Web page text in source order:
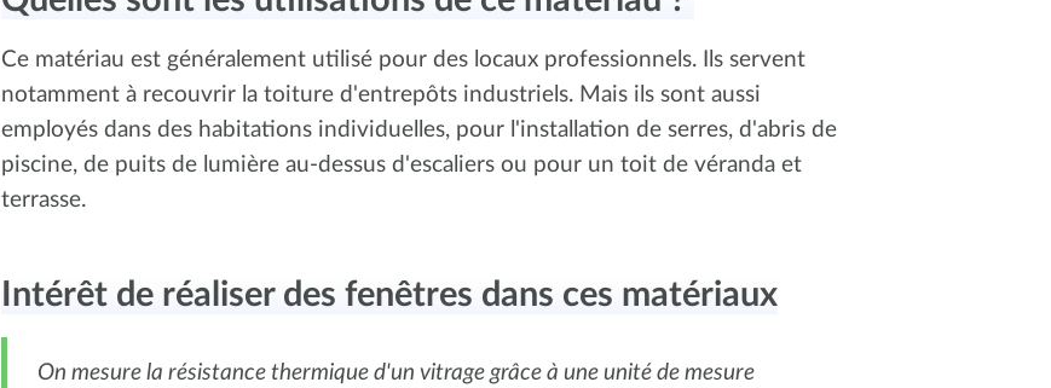
Ce matériau est généralement utilisé pour des locaux professionnels. Ils servent
notamment à recouvrir la toiture d'entrepôts industriels. Mais ils sont aussi
employés dans des habitations individuelles, pour l'installation de serres, d'abris de
piscine, de puits de lumière au-dessus d'escaliers ou pour un toit de véranda et
terrasse.
Intérêt de réaliser des fenêtres dans ces matériaux
On mesure la résistance thermique d'un vitrage grâce à une unité de mesure